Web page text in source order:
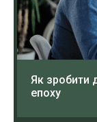
Як зробити
епоху